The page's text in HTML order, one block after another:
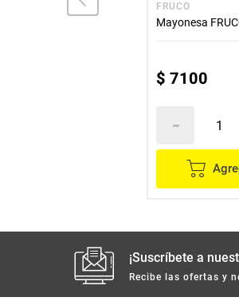
FRUCO
Mayonesa
$ 7100
¡Suscríbete a
Recibe las ofertas y